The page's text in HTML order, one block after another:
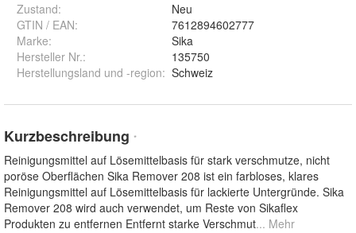
Zustand:
Neu
GTIN / EAN:
7612894602777
Marke:
Sika
Hersteller Nr.:
135750
Herstellungsland und -region: Schweiz
Kurzbeschreibung *
Reinigungsmittel auf Lösemittelbasis für stark verschmutze, nicht
poröse Oberflächen Sika Remover 208 ist ein farbloses, klares
Reinigungsmittel auf Lösemittelbasis für lackierte Untergründe. Sika
Remover 208 wird auch verwendet, um Reste von Sikaflex
Produkten zu entfernen Entfernt starke Verschmut... Mehr